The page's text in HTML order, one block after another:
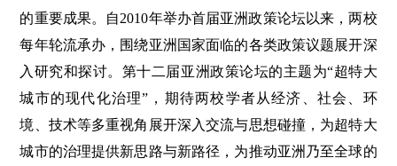
的重要成果。自2010年举办首届亚洲政策论坛以来，两校
每年轮流承办，围绕亚洲国家面临的各类政策议题展开深
入研究和探讨。第十二届亚洲政策论坛的主题为“超特大
城市的现代化治理”，期待两校学者从经济、社会、环
境、技术等多重视角展开深入交流与思想碰撞，为超特大
城市的治理提供新思路与新路径，为推动亚洲乃至全球的